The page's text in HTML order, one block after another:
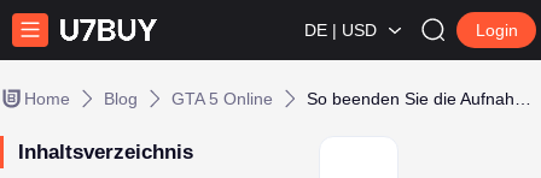
DE | USD Login
Home Blog GTA 5 Online
Inhaltsverzeichnis